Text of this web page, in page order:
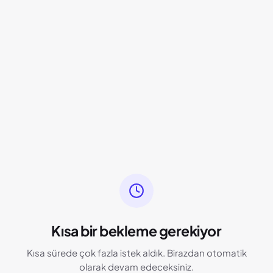
Kısa bir bekleme gerekiyor
Kısa sürede çok fazla istek aldık. Birazdan otomatik
olarak devam edeceksiniz.